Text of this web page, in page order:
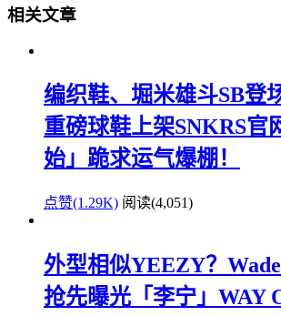
相关文章
编织鞋、堀米雄斗SB登
重磅球鞋上架SNKRS官
始」跪求运气爆棚！
点赞(1.29K) 阅读(4,051)
外型相似YEEZY？
抢先曝光「李宁」WAY